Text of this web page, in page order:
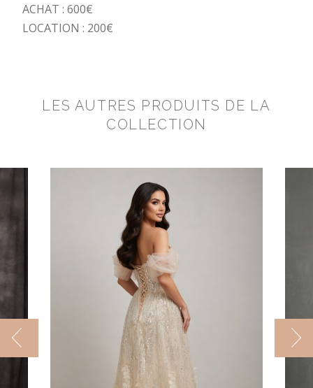
ACHAT : 600€
LOCATION : 200€
LES AUTRES PRODUITS DE LA
COLLECTION